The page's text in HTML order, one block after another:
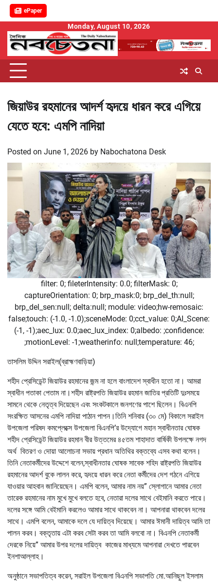
ePaper
content
Monday, August 10, 2026
জিয়াউর রহমানের আদর্শ হৃদয়ে ধারন করে এগিয়ে
যেতে হবে: এমপি নাদিয়া
Posted on June 1, 2026 by Nabochatona Desk
filter: 0; fileterIntensity: 0.0; filterMask: 0;
captureOrientation: 0; brp_mask:0; brp_del_th:null;
brp_del_sen:null; delta:null; module: video;hw-remosaic:
false;touch: (-1.0, -1.0);sceneMode: 0;cct_value: 0;AI_Scene:
(-1, -1);aec_lux: 0.0;aec_lux_index: 0;albedo: ;confidence:
;motionLevel: -1;weatherinfo: null;temperature: 46;
তাসলিম উদ্দিন সরাইল(ব্রাহ্মণবাড়িয়া)
শহীদ প্রেসিডেন্ট জিয়াউর রহমানের জন্ম না হলে বাংলাদেশ স্বাধীন হতো না। আমরা
স্বাধীন পতাকা পেতাম না।শহীদ রাষ্ট্রপতি জিয়াউর রহমান জাতির প্রতিটি দুঃসময়ে
সামনে থেকে নেতৃত্ব দিয়েছেন এবং সংকটকালে জনগণের পাশে ছিলেন। বিএনপি
সংরক্ষিত আসনের এমপি নাদিয়া পাঠান পাপন।তিনি শনিবার (৩০ মে) বিকালে সরাইল
উপজেলা পরিষদ কমপ্লেক্সে উপজেলা বিএনপি’র উদ্যোগে মহান স্বাধীনতার ঘোষক
শহীদ প্রেসিডেন্ট জিয়াউর রহমান বীর উত্তমের ৪৫তম শাহাদাত বার্ষিকী উপলক্ষে নগদ
অর্থ বিতরণ ও দোয়া আলোচনা সভায় প্রধান অতিথির বক্তব্যে এসব কথা বলেন।
তিনি নেতাকর্মীদের উদ্দেশে বলেন,স্বাধীনতার ঘোষক সাবেক শহিদ রাষ্ট্রপতি জিয়াউর
রহমানের আদর্শ বুকে লালন করে, হৃদয়ে ধারন করে নেতা কর্মীদের দেশ গঠনে এগিয়ে
যাওয়ার আহবান জানিয়েছেন। এমপি বলেন, আমার নাম নয়” স্লোগানে আমার নেতা
তারেক রহমানের নাম মুখে মুখে বলতে হবে, নেতারা দলের সাথে বেইমানি করতে পারে।
দলের সঙ্গে আমি বেইমানি করলেও আমার সাথে থাকবেন না। আপনারা থাকবেন দলের
সাথে। এমপি বলেন, আমাকে দলে যে দায়িত্ব দিয়েছে। আমার ঈমানী দায়িত্ব আমি তা
পালন করব। বক্তৃতায় এটা করব সেটা করব তা আমি বলবো না। বিএনপি নেতাকর্মী
দেরকে নিয়ে” আমার উপর দলের দায়িত্ব কাজের মাধ্যমে আপনারা দেখতে পারবেন
ইনশাআল্লাহ।
অনুষ্ঠানে সভাপতিত্ব করেন, সরাইল উপজেলা বিএনপি সভাপতি মো.আনিছুল ইসলাম